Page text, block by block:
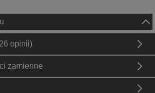
opinii)
zamienne